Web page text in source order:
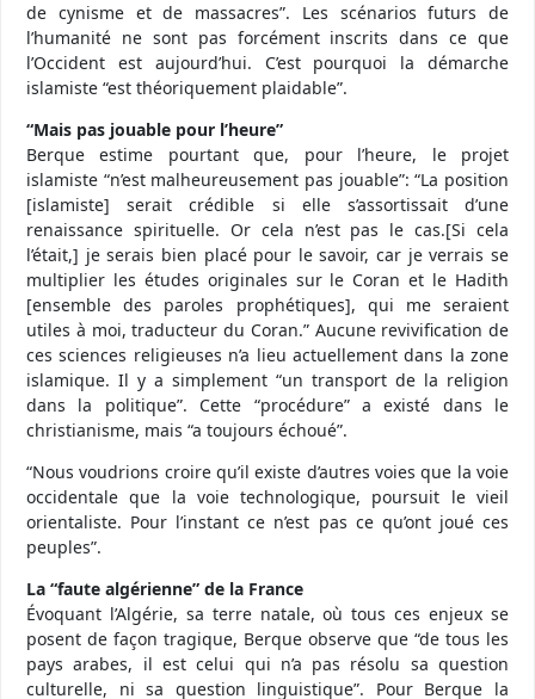
de cynisme et de massacres”. Les scénarios futurs de
l’humanité ne sont pas forcément inscrits dans ce que
l’Occident est aujourd’hui. C’est pourquoi la démarche
islamiste “est théoriquement plaidable”.
“Mais pas jouable pour l’heure”
Berque estime pourtant que, pour l’heure, le projet
islamiste “n’est malheureusement pas jouable”: “La position
[islamiste] serait crédible si elle s’assortissait d’une
renaissance spirituelle. Or cela n’est pas le cas.[Si cela
l’était,] je serais bien placé pour le savoir, car je verrais se
multiplier les études originales sur le Coran et le Hadith
[ensemble des paroles prophétiques], qui me seraient
utiles à moi, traducteur du Coran.” Aucune revivification de
ces sciences religieuses n’a lieu actuellement dans la zone
islamique. Il y a simplement “un transport de la religion
dans la politique”. Cette “procédure” a existé dans le
christianisme, mais “a toujours échoué”.
“Nous voudrions croire qu’il existe d’autres voies que la voie
occidentale que la voie technologique, poursuit le vieil
orientaliste. Pour l’instant ce n’est pas ce qu’ont joué ces
peuples”.
La “faute algérienne” de la France
Évoquant l’Algérie, sa terre natale, où tous ces enjeux se
posent de façon tragique, Berque observe que “de tous les
pays arabes, il est celui qui n’a pas résolu sa question
culturelle, ni sa question linguistique”. Pour Berque la